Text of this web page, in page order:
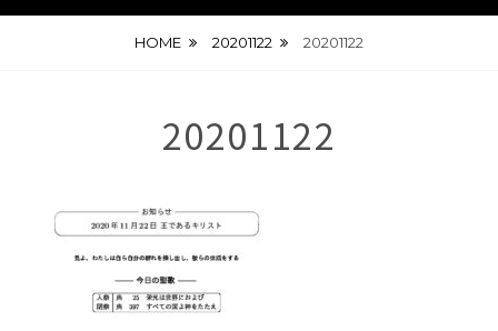
HOME 20201122 20201122
20201122